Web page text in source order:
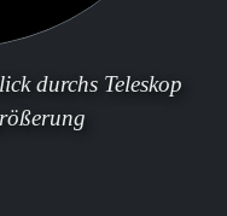
durchs Teleskop